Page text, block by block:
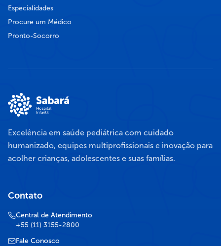
Especialidades
Procure um Médico
Pronto-Socorro
Excelência em saúde pediátrica com cuidado
humanizado, equipes multiprofissionais e inovação para
acolher crianças, adolescentes e suas famílias.
Contato
Central de Atendimento
+55 (11) 3155-2800
Fale Conosco